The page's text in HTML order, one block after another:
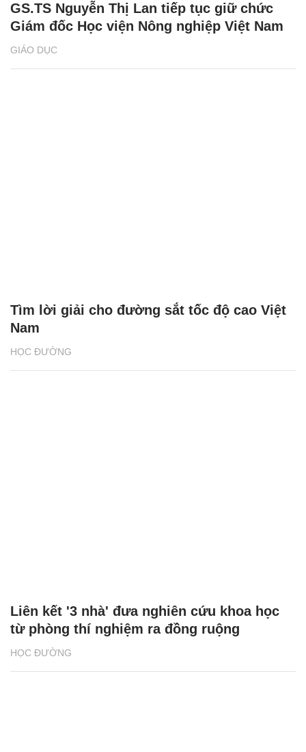
GIÁO DỤC
GS.TS Nguyễn Thị Lan tiếp tục giữ chức
Giám đốc Học viện Nông nghiệp Việt Nam
HỌC ĐƯỜNG
Tìm lời giải cho đường sắt tốc độ cao Việt
Nam
HỌC ĐƯỜNG
Liên kết '3 nhà' đưa nghiên cứu khoa học
từ phòng thí nghiệm ra đồng ruộng